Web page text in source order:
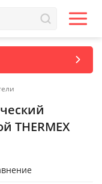
THERMEX